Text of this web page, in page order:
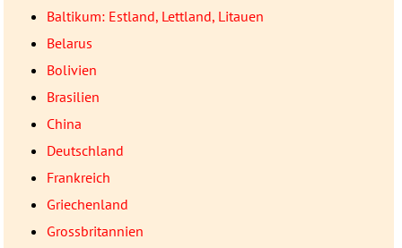
Baltikum: Estland, Lettland, Litauen
Belarus
Bolivien
Brasilien
China
Deutschland
Frankreich
Griechenland
Grossbritannien